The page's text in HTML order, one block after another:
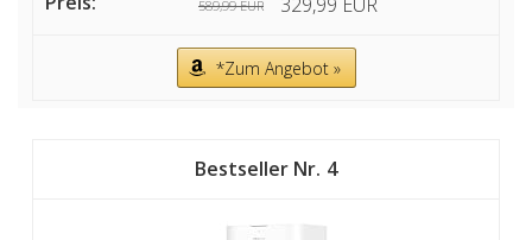
589,99 EUR
*Zum Angebot »
4